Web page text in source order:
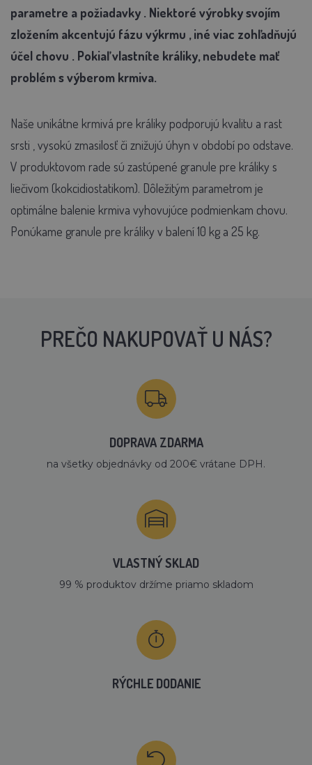
parametre a požiadavky . Niektoré výrobky svojím
zložením akcentujú fázu výkrmu , iné viac zohľadňujú
účel chovu . Pokiaľ vlastníte králiky, nebudete mať
problém s výberom krmiva.
Naše unikátne krmivá pre králiky podporujú kvalitu a rast
srsti , vysokú zmasilosť či znižujú úhyn v období po odstave.
V produktovom rade sú zastúpené granule pre králiky s
liečivom (kokcidiostatikom). Dôležitým parametrom je
optimálne balenie krmiva vyhovujúce podmienkam chovu.
Ponúkame granule pre králiky v balení 10 kg a 25 kg.
PREČO NAKUPOVAŤ U NÁS?
DOPRAVA ZDARMA
na všetky objednávky od 200€ vrátane DPH.
VLASTNÝ SKLAD
99 % produktov držíme priamo skladom
RÝCHLE DODANIE